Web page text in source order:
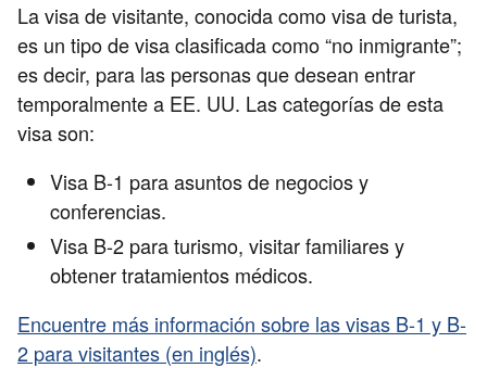
La visa de visitante, conocida como visa de turista,
es un tipo de visa clasificada como “no inmigrante”;
es decir, para las personas que desean entrar
temporalmente a EE. UU. Las categorías de esta
visa son:
Visa B-1 para asuntos de negocios y
conferencias.
Visa B-2 para turismo, visitar familiares y
obtener tratamientos médicos.
Encuentre más información sobre las visas B-1 y B-
2 para visitantes (en inglés).